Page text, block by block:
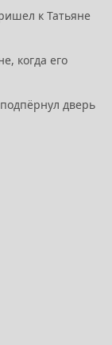
к Татьяне
когда его
дверь